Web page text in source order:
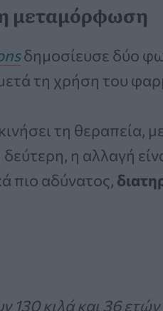
μεταμόρφωση
δημοσίευσε δύο
τη χρήση του
τη θεραπεία,
η αλλαγή
πιο αδύνατος,
130 κιλά και 36